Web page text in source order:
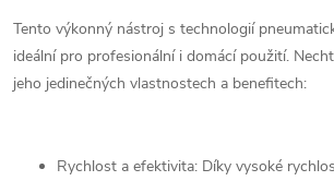
Tento výkonný nástroj s technologií
ideální pro profesionální i domácí použití.
jeho jedinečných vlastnostech a benefitech:
Rychlost a efektivita: Díky vysoké